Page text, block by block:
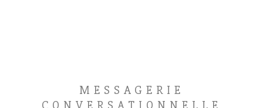
MESSAGERIE